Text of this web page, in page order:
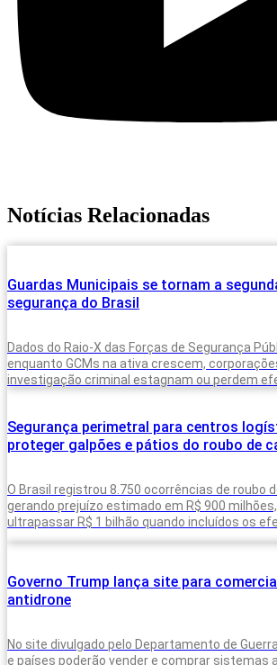
Notícias Relacionadas
Guardas Municipais se tornam a
segurança do Brasil
Dados do Raio-X das Forças de Segurança
enquanto GCMs na ativa crescem,
investigação criminal estagnam ou perdem
Segurança perimetral para centros
proteger galpões e pátios do roubo de
O Brasil registrou 8.750 ocorrências de roubo
gerando prejuízo estimado em R$ 900
ultrapassar R$ 1 bilhão quando incluídos os
Governo Trump lança site para
antidrone
No site divulgado pelo Departamento de
e países poderão vender e comprar sistemas